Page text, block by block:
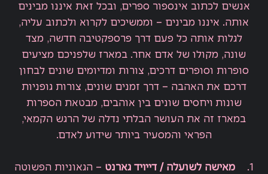
אנשים לכתוב אינספור ספרים, ובכל זאת איננו מבינים
אותה. איננו מבינים – וממשיכים לקרוא ולכתוב עליה,
לגלות אותה כל פעם דרך פרספקטיבה חדשה, מצד
שונה, מקולו של אדם אחר. במארז שלפניכם מציעים
סופרות וסופרים דרכים, צורות ומדיומים שונים לבחון
דרכם את האהבה – דרך זמנים שונים, צורות גופניות
שונות ויחסים שונים בין אוהבים, מבטאת הספרות
במארז זה את העושר הבלתי נדלה של הרגש הקמאי,
הפראי והמסעיר ביותר שידוע לאדם.
1. מאישה לשועלה / דייויד גארנט – הגאוניות הפשוטה